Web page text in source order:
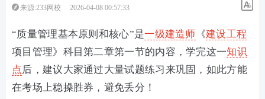
来源:233网校 2026-04-08 00:57:33
“质量管理基本原则和核心”是一级建造师 《建设工程
项目管理》科目第二章第一节的内容，学完这一知识
点后，建议大家通过大量试题练习来巩固，如此方能
在考场上稳操胜券，避免丢分！